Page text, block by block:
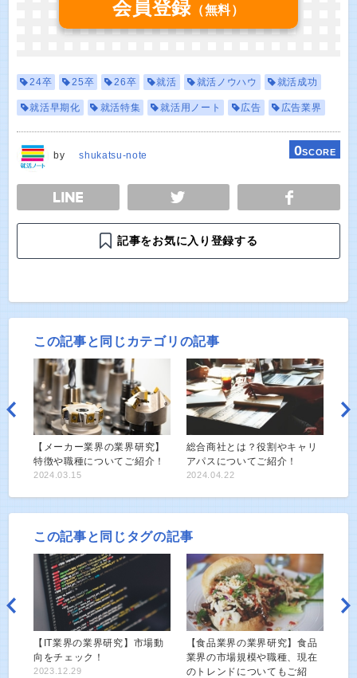
会員登録 （無料）
24卒 25卒 26卒 就活 就活ノウハウ 就活成功
就活早期化 就活特集 就活用ノート 広告 広告業界
by shukatsu-note 0SCORE
TWEET
記事をお気に入り登録する
この記事と同じカテゴリの記事
【メーカー業界の業界研究】
特徴や職種についてご紹介！
2024.03.15
総合商社とは？役割やキャリ
アパスについてご紹介！
2024.04.22
この記事と同じタグの記事
【IT業界の業界研究】市場動
向をチェック！
2023.12.29
【食品業界の業界研究】食品
業界の市場規模や職種、現在
のトレンドについてもご紹